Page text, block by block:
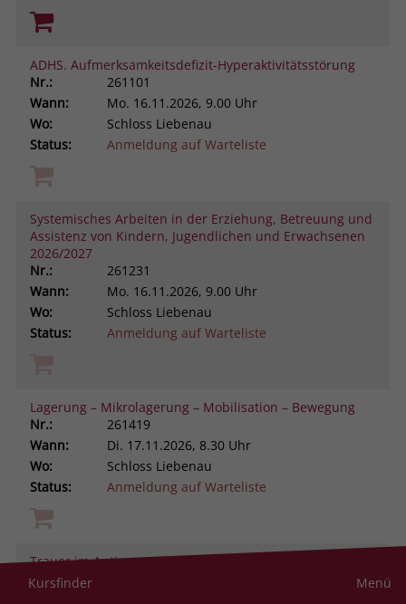
ADHS. Aufmerksamkeitsdefizit-Hyperaktivitätsstörung
Nr.:
261101
Wann:
Mo. 16.11.2026, 9.00 Uhr
Wo:
Schloss Liebenau
Status:
Anmeldung auf Warteliste
Systemisches Arbeiten in der Erziehung, Betreuung und
Assistenz von Kindern, Jugendlichen und Erwachsenen
2026/2027
Nr.:
261231
Wann:
Mo. 16.11.2026, 9.00 Uhr
Wo:
Schloss Liebenau
Status:
Anmeldung auf Warteliste
Lagerung – Mikrolagerung – Mobilisation – Bewegung
Nr.:
261419
Wann:
Di. 17.11.2026, 8.30 Uhr
Wo:
Schloss Liebenau
Status:
Anmeldung auf Warteliste
Trauer im Autismus-Spektrum verstehen und begleiten
Nr.:
Kursfinder Menü